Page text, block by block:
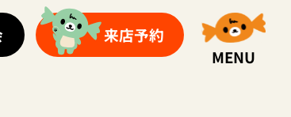
来店予約
MENU